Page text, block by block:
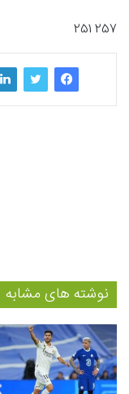
257 251
نوشته های مشابه